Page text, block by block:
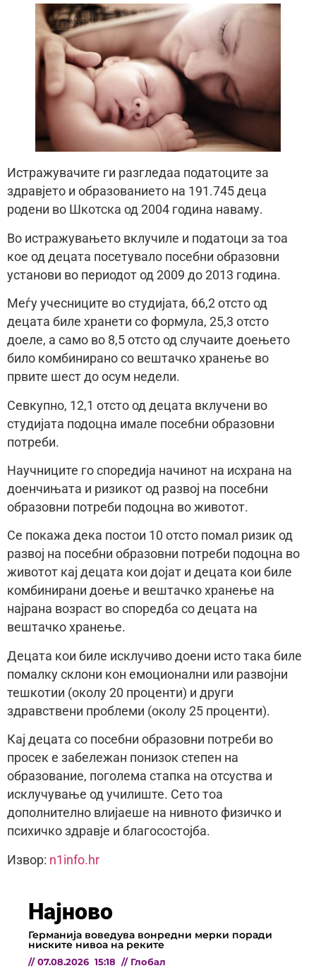
Истражувачите ги разгледаа податоците за
здравјето и образованието на 191.745 деца
родени во Шкотска од 2004 година наваму.
Во истражувањето вклучиле и податоци за тоа
кое од децата посетувало посебни образовни
установи во периодот од 2009 до 2013 година.
Меѓу учесниците во студијата, 66,2 отсто од
децата биле хранети со формула, 25,3 отсто
доеле, а само во 8,5 отсто од случаите доењето
било комбинирано со вештачко хранење во
првите шест до осум недели.
Севкупно, 12,1 отсто од децата вклучени во
студијата подоцна имале посебни образовни
потреби.
Научниците го споредија начинот на исхрана на
доенчињата и ризикот од развој на посебни
образовни потреби подоцна во животот.
Се покажа дека постои 10 отсто помал ризик од
развој на посебни образовни потреби подоцна во
животот кај децата кои дојат и децата кои биле
комбинирани доење и вештачко хранење на
најрана возраст во споредба со децата на
вештачко хранење.
Децата кои биле исклучиво доени исто така биле
помалку склони кон емоционални или развојни
тешкотии (околу 20 проценти) и други
здравствени проблеми (околу 25 проценти).
Кај децата со посебни образовни потреби во
просек е забележан понизок степен на
образование, поголема стапка на отсуства и
исклучување од училиште. Сето тоа
дополнително влијаеше на нивното физичко и
психичко здравје и благосостојба.
Извор: n1info.hr
Најново
Германија воведува вонредни мерки поради
ниските нивоа на реките
// 07.08.2026 15:18 // Глобал